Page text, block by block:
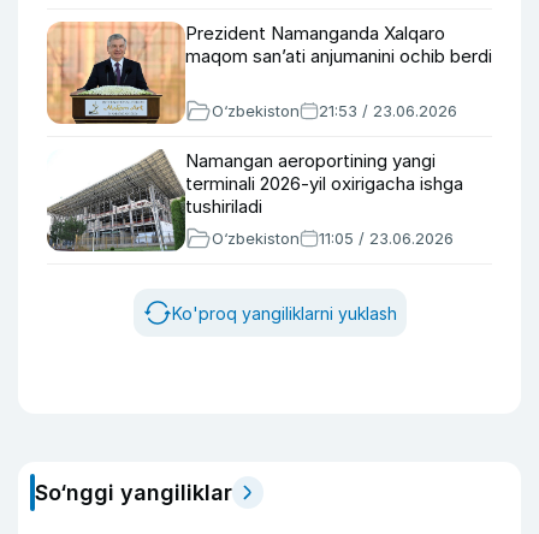
Prezident Namanganda Xalqaro
maqom san’ati anjumanini ochib berdi
O‘zbekiston 21:53 / 23.06.2026
Namangan aeroportining yangi
terminali 2026-yil oxirigacha ishga
tushiriladi
O‘zbekiston 11:05 / 23.06.2026
Ko'proq yangiliklarni yuklash
So‘nggi yangiliklar